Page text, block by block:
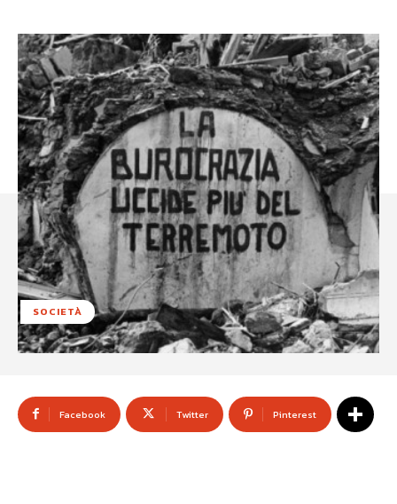
SOCIETÀ
Facebook Twitter Pinterest